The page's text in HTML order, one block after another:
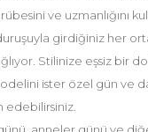
ve uzmanlığını
girdiğiniz her
Stilinize eşsiz bir
ister özel gün ve
edebilirsiniz.
anneler günü ve